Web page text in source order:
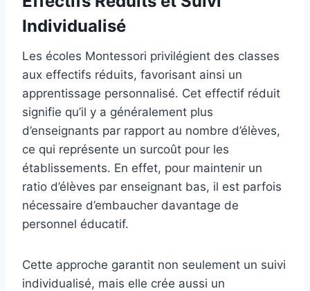
Individualisé
Les écoles Montessori privilégient des classes
aux effectifs réduits, favorisant ainsi un
apprentissage personnalisé. Cet effectif réduit
signifie qu’il y a généralement plus
d’enseignants par rapport au nombre d’élèves,
ce qui représente un surcoût pour les
établissements. En effet, pour maintenir un
ratio d’élèves par enseignant bas, il est parfois
nécessaire d’embaucher davantage de
personnel éducatif.
Cette approche garantit non seulement un suivi
individualisé, mais elle crée aussi un